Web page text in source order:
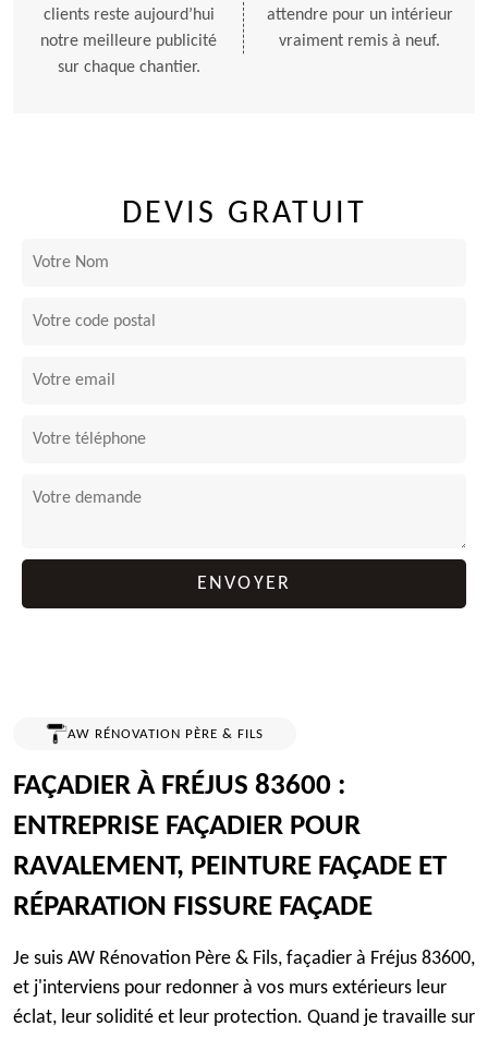
clients reste aujourd’hui
notre meilleure publicité
sur chaque chantier.
attendre pour un intérieur
vraiment remis à neuf.
DEVIS GRATUIT
AW RÉNOVATION PÈRE & FILS
FAÇADIER À FRÉJUS 83600 :
ENTREPRISE FAÇADIER POUR
RAVALEMENT, PEINTURE FAÇADE ET
RÉPARATION FISSURE FAÇADE
Je suis AW Rénovation Père & Fils, façadier à Fréjus 83600,
et j'interviens pour redonner à vos murs extérieurs leur
éclat, leur solidité et leur protection. Quand je travaille sur